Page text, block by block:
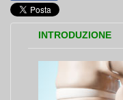
INTRODUZIONE